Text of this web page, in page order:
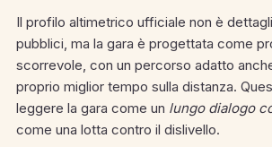
Il profilo altimetrico ufficiale non è
pubblici, ma la gara è progettata come
scorrevole, con un percorso adatto
proprio miglior tempo sulla distanza.
leggere la gara come un lungo dialogo
come una lotta contro il dislivello.